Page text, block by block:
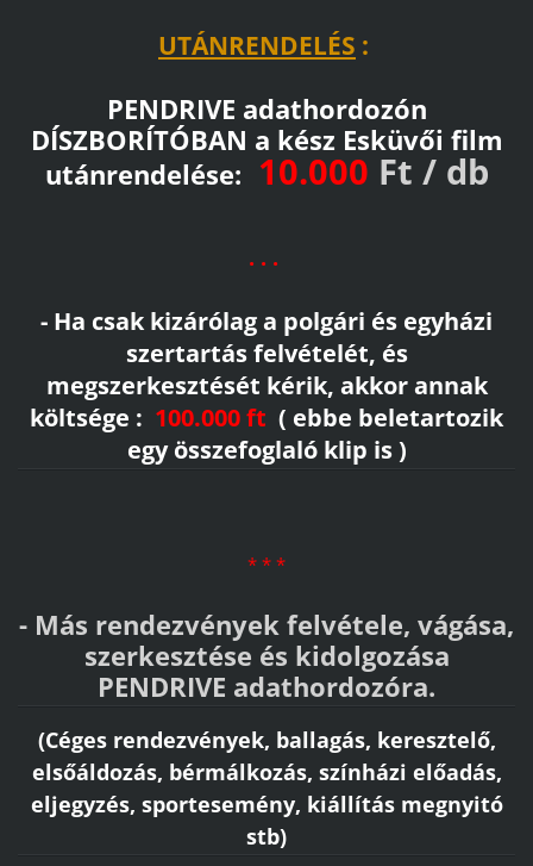
UTÁNRENDELÉS :
PENDRIVE adathordozón
DÍSZBORÍTÓBAN a kész Esküvői film
utánrendelése: 10.000 Ft / db
. . .
- Ha csak kizárólag a polgári és egyházi
szertartás felvételét, és
megszerkesztését kérik, akkor annak
költsége : 100.000 ft ( ebbe beletartozik
egy összefoglaló klip is )
* * *
- Más rendezvények felvétele, vágása,
szerkesztése és kidolgozása
PENDRIVE adathordozóra.
(Céges rendezvények, ballagás, keresztelő,
elsőáldozás, bérmálkozás, színházi előadás,
eljegyzés, sportesemény, kiállítás megnyitó
stb)